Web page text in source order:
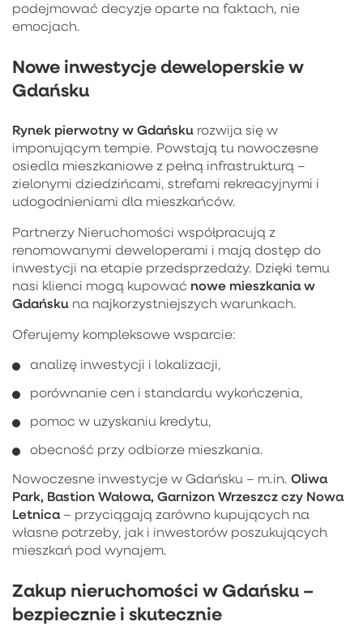
podejmować decyzje oparte na faktach, nie
emocjach.
Nowe inwestycje deweloperskie w
Gdańsku
Rynek pierwotny w Gdańsku rozwija się w
imponującym tempie. Powstają tu nowoczesne
osiedla mieszkaniowe z pełną infrastrukturą –
zielonymi dziedzińcami, strefami rekreacyjnymi i
udogodnieniami dla mieszkańców.
Partnerzy Nieruchomości współpracują z
renomowanymi deweloperami i mają dostęp do
inwestycji na etapie przedsprzedaży. Dzięki temu
nasi klienci mogą kupować nowe mieszkania w
Gdańsku na najkorzystniejszych warunkach.
Oferujemy kompleksowe wsparcie:
analizę inwestycji i lokalizacji,
porównanie cen i standardu wykończenia,
pomoc w uzyskaniu kredytu,
obecność przy odbiorze mieszkania.
Nowoczesne inwestycje w Gdańsku – m.in. Oliwa
Park, Bastion Wałowa, Garnizon Wrzeszcz czy Nowa
Letnica – przyciągają zarówno kupujących na
własne potrzeby, jak i inwestorów poszukujących
mieszkań pod wynajem.
Zakup nieruchomości w Gdańsku –
bezpiecznie i skutecznie